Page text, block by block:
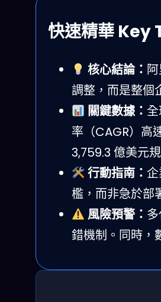
快速精華
核心結論：
調整，而是整個
關鍵數據：
率（CAGR）高
3,759.3 億美元
行動指南：
檻，而非急於部
風險預警：
錯機制。同時，